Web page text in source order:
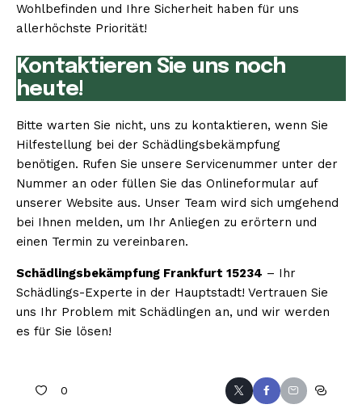
Wohlbefinden und Ihre Sicherheit haben für uns
allerhöchste Priorität!
Kontaktieren Sie uns noch
heute!
Bitte warten Sie nicht, uns zu kontaktieren, wenn Sie
Hilfestellung bei der Schädlingsbekämpfung
benötigen. Rufen Sie unsere Servicenummer unter der
Nummer an oder füllen Sie das Onlineformular auf
unserer Website aus. Unser Team wird sich umgehend
bei Ihnen melden, um Ihr Anliegen zu erörtern und
einen Termin zu vereinbaren.
Schädlingsbekämpfung Frankfurt 15234 – Ihr
Schädlings-Experte in der Hauptstadt! Vertrauen Sie
uns Ihr Problem mit Schädlingen an, und wir werden
es für Sie lösen!
0